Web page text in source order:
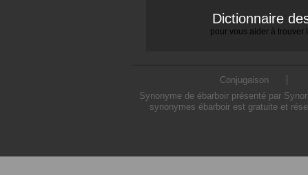
Dictionnaire
pour vous aider à trouver
Conjugaison
Synonyme de ébarboir présenté par
synonymes ébarboir est gratuite et